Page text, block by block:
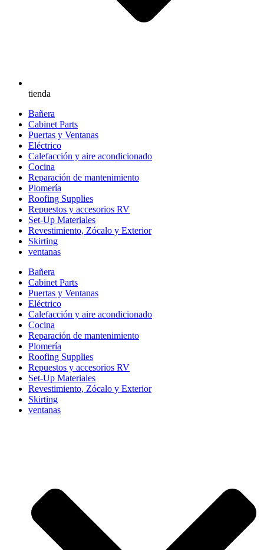
tienda
Bañera
Cabinet Parts
Puertas y Ventanas
Eléctrico
Calefacción y aire acondicionado
Cocina
Reparación de mantenimiento
Plomería
Roofing Supplies
Repuestos y accesorios RV
Set-Up Materiales
Revestimiento, Zócalo y Exterior
Skirting
ventanas
Bañera
Cabinet Parts
Puertas y Ventanas
Eléctrico
Calefacción y aire acondicionado
Cocina
Reparación de mantenimiento
Plomería
Roofing Supplies
Repuestos y accesorios RV
Set-Up Materiales
Revestimiento, Zócalo y Exterior
Skirting
ventanas